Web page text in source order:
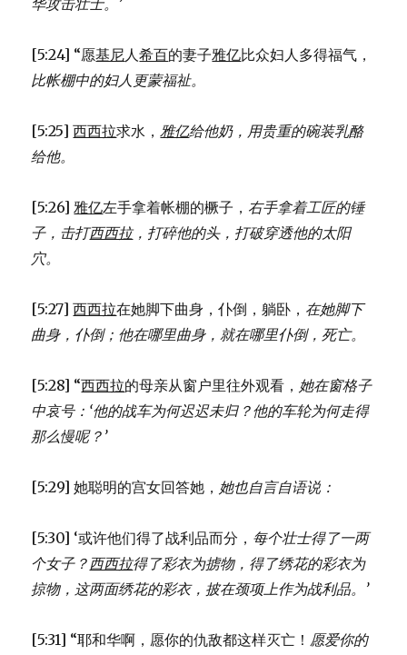
华攻击壮士。’
[5:24] “愿基尼人希百的妻子雅亿比众妇人多得福气，
比帐棚中的妇人更蒙福祉。
[5:25]西西拉求水，雅亿给他奶， 用贵重的碗装乳酪
给他。
[5:26]雅亿左手拿着帐棚的橛子， 右手拿着工匠的锤
子， 击打西西拉，打碎他的头， 打破穿透他的太阳
穴。
[5:27]西西拉在她脚下曲身，仆倒，躺卧， 在她脚下
曲身，仆倒； 他在哪里曲身，就在哪里仆倒，死亡。
[5:28] “西西拉的母亲从窗户里往外观看， 她在窗格子
中哀号： ‘他的战车为何迟迟未归？他的车轮为何走得
那么慢呢？’
[5:29] 她聪明的宫女回答她， 她也自言自语说：
[5:30] ‘或许他们得了战利品而分， 每个壮士得了一两
个女子？ 西西拉得了彩衣为掳物， 得了绣花的彩衣为
掠物， 这两面绣花的彩衣， 披在颈项上作为战利品。’
[5:31] “耶和华啊，愿你的仇敌都这样灭亡！ 愿爱你的